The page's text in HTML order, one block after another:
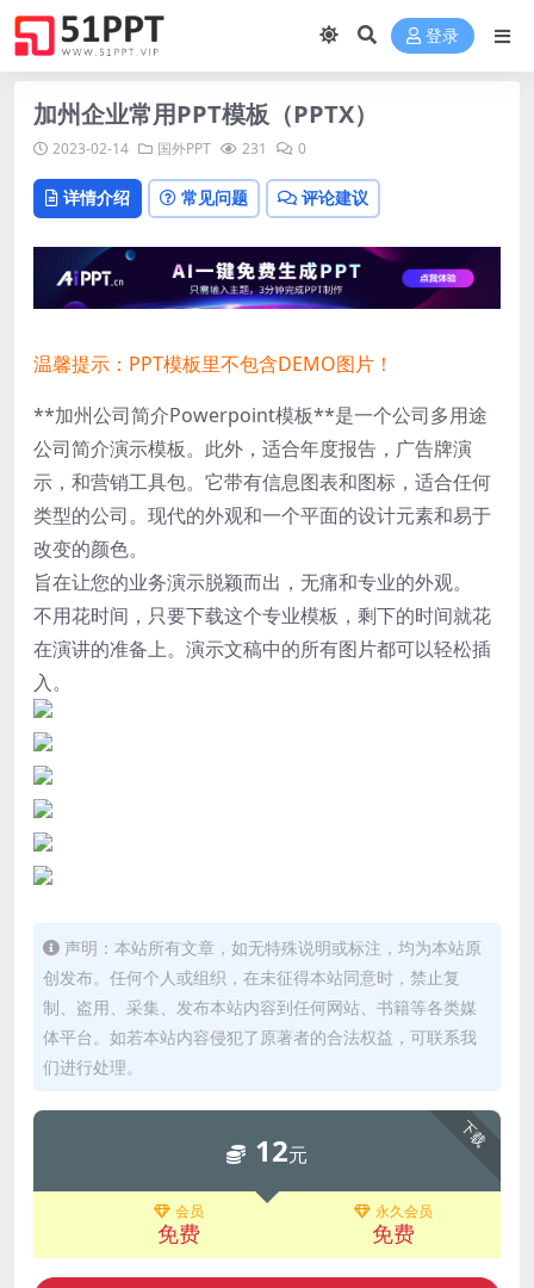
登录
加州企业常用PPT模板（PPTX）
2023-02-14 国外PPT 231 0
详情介绍 常见问题 评论建议
温馨提示：PPT模板里不包含DEMO图片！
**加州公司简介Powerpoint模板**是一个公司多用途
公司简介演示模板。此外，适合年度报告，广告牌演
示，和营销工具包。它带有信息图表和图标，适合任何
类型的公司。现代的外观和一个平面的设计元素和易于
改变的颜色。
旨在让您的业务演示脱颖而出，无痛和专业的外观。
不用花时间，只要下载这个专业模板，剩下的时间就花
在演讲的准备上。演示文稿中的所有图片都可以轻松插
入。
声明：本站所有文章，如无特殊说明或标注，均为本站原
创发布。任何个人或组织，在未征得本站同意时，禁止复
制、盗用、采集、发布本站内容到任何网站、书籍等各类媒
体平台。如若本站内容侵犯了原著者的合法权益，可联系我
们进行处理。
下载
12元
会员
免费
永久会员
免费